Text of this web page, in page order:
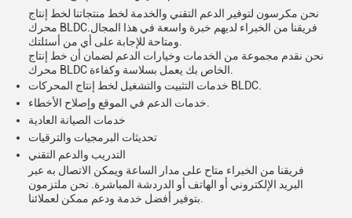
نحن مكرسون لتوفير الدعم التقني والخدمة لخط منتجاتنا لخط إنتاج
محرك BLDC.فريقنا من الخبراء لديهم خبرة واسعة في هذا المجال
نحن نقدم مجموعة من الخدمات وخيارات الدعم لضمان أن خط إنتاج
خدمات التثبيت والتشغيل لخط إنتاج المحركات BLDC.
خدمات الصيانة العادية
تحديثات البرمجيات والترقيات
التدريب والدعم التقني
فريقنا من الخبراء متاح على مدار الساعة ويمكن الاتصال به عبر
البريد الإلكتروني أو الهاتف أو الدردشة المباشرة. نحن ملتزمون